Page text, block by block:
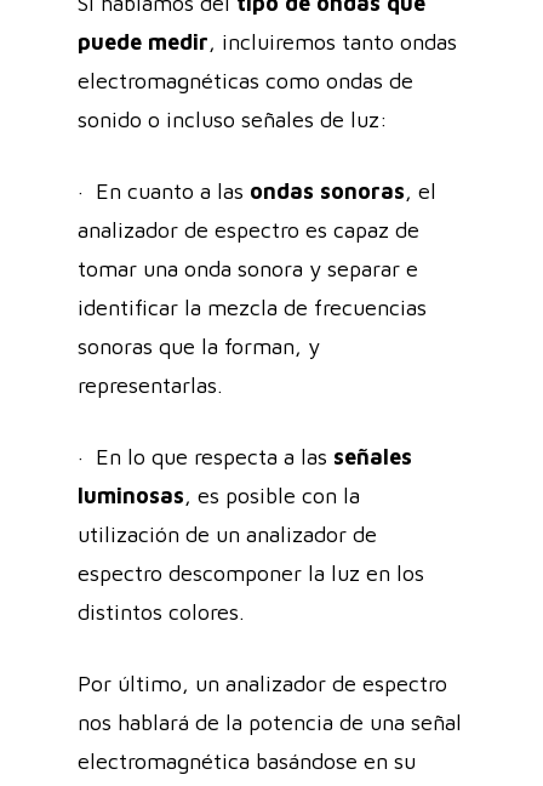
puede medir, incluiremos tanto ondas
electromagnéticas como ondas de
sonido o incluso señales de luz:
· En cuanto a las ondas sonoras, el
analizador de espectro es capaz de
tomar una onda sonora y separar e
identificar la mezcla de frecuencias
sonoras que la forman, y
representarlas.
· En lo que respecta a las señales
luminosas, es posible con la
utilización de un analizador de
espectro descomponer la luz en los
distintos colores.
Por último, un analizador de espectro
nos hablará de la potencia de una señal
electromagnética basándose en su